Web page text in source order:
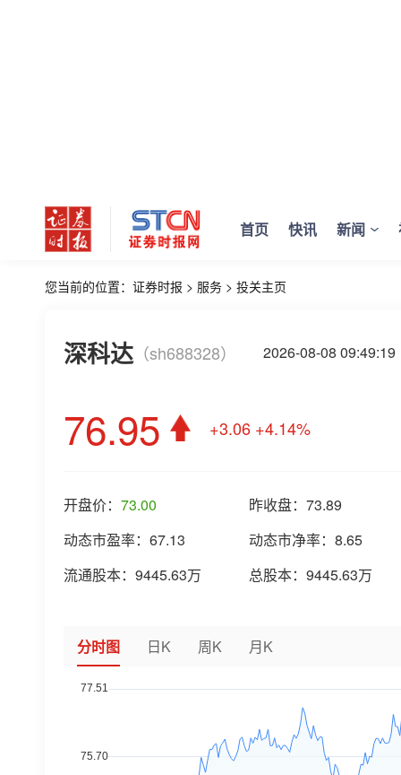
首页 快讯 新闻
您当前的位置： 证券时报 > 服务 > 投关主页
深科达 （sh688328） 2026-08-08
76.95 +3.06 +4.14%
开盘价： 73.00 昨收盘： 73.89
动态市盈率： 67.13 动态市净率： 8.65
流通股本： 9445.63万 总股本： 9445.63万
分时图 日K 周K 月K